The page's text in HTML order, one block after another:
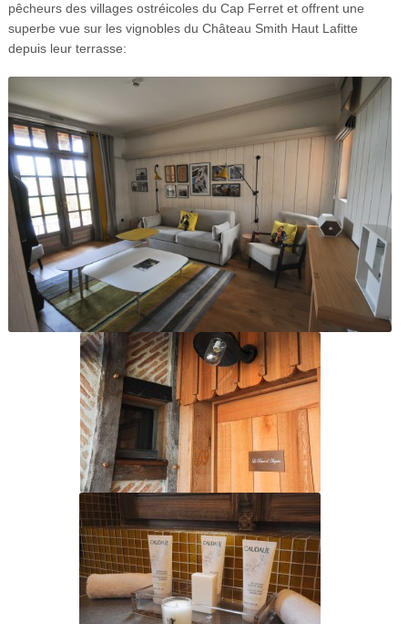
pêcheurs des villages ostréicoles du Cap Ferret et offrent une
superbe vue sur les vignobles du Château Smith Haut Lafitte
depuis leur terrasse: